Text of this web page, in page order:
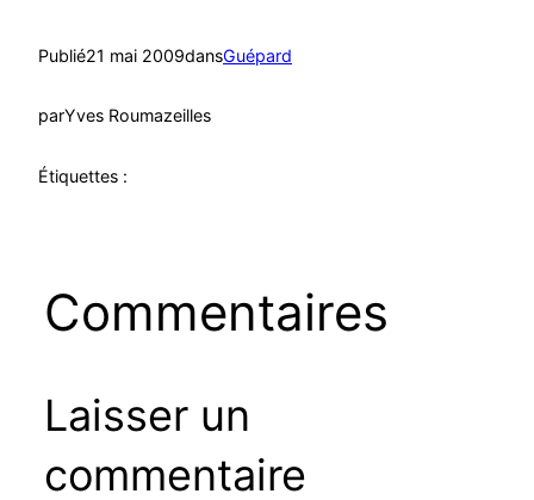
Publié21 mai 2009dansGuépard
parYves Roumazeilles
Étiquettes :
Commentaires
Laisser un
commentaire